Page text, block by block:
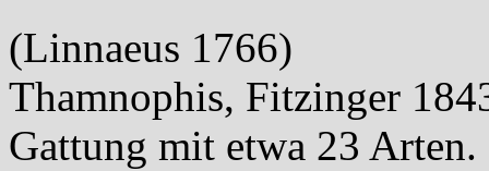
(Linnaeus 1766)
Thamnophis, Fitzinger
Gattung mit etwa 23 Arten.